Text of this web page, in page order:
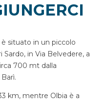
è situato in un piccolo
in Via Belvedere, a
700 mt dalla
km, mentre Olbia è a